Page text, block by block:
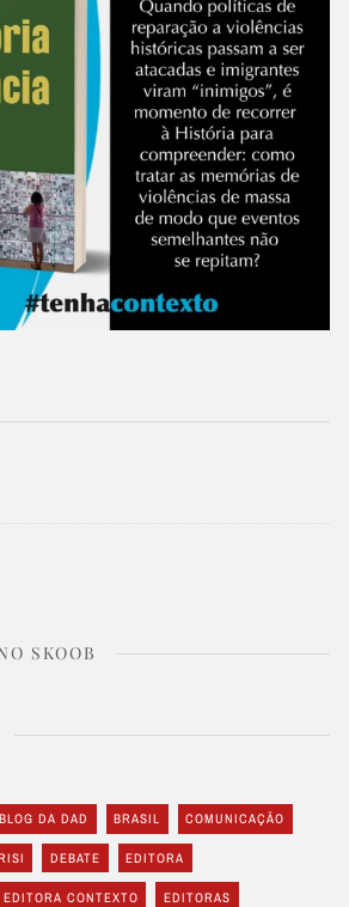
SKOOB
BLOG DA DAD BRASIL COMUNICAÇÃO
DEBATE EDITORA
EDITORA CONTEXTO EDITORAS